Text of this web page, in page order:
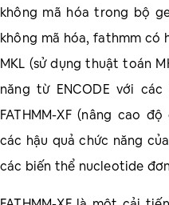
không mã hóa trong bộ
không mã hóa, fathmm có
MKL (sử dụng thuật toán
năng từ ENCODE với
FATHMM-XF (nâng cao
các hậu quả chức năng
các biến thể nucleotide